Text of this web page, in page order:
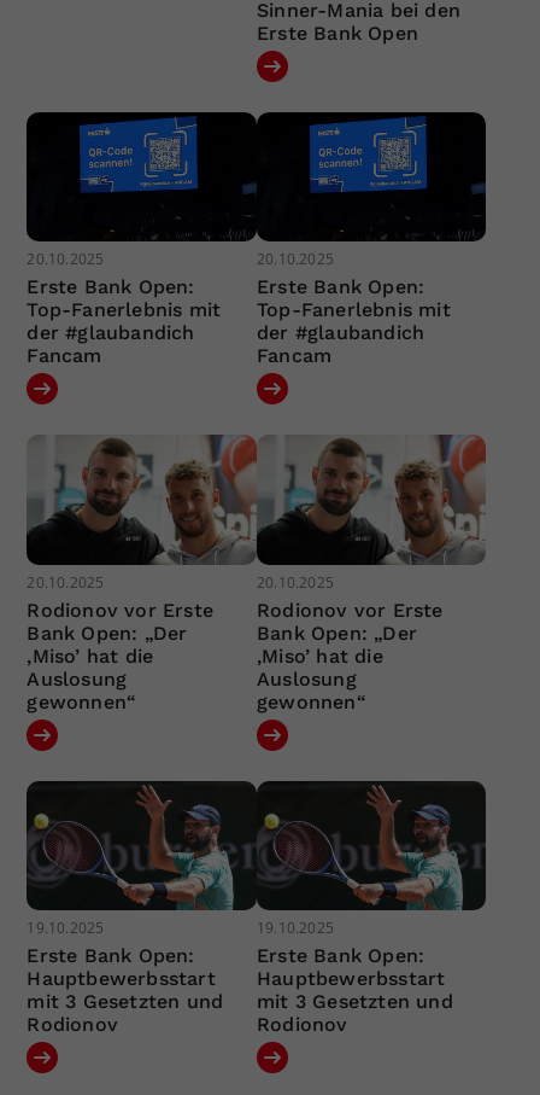
Sinner-Mania bei den
Erste Bank Open
20.10.2025
Erste Bank Open:
Top-Fanerlebnis mit
der #glaubandich
Fancam
20.10.2025
Erste Bank Open:
Top-Fanerlebnis mit
der #glaubandich
Fancam
20.10.2025
Rodionov vor Erste
Bank Open: „Der
‚Miso’ hat die
Auslosung
gewonnen“
20.10.2025
Rodionov vor Erste
Bank Open: „Der
‚Miso’ hat die
Auslosung
gewonnen“
19.10.2025
Erste Bank Open:
Hauptbewerbsstart
mit 3 Gesetzten und
Rodionov
19.10.2025
Erste Bank Open:
Hauptbewerbsstart
mit 3 Gesetzten und
Rodionov